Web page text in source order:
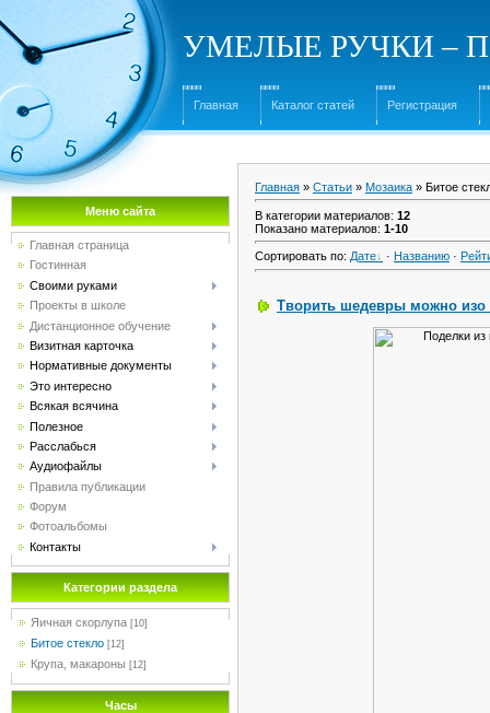
УМЕЛЫЕ РУЧКИ –
Главная Каталог статей Регистрация
Меню сайта
Главная страница
Гостинная
Своими руками
Проекты в школе
Дистанционное обучение
Визитная карточка
Нормативные документы
Это интересно
Всякая всячина
Полезное
Расслабься
Аудиофайлы
Правила публикации
Форум
Фотоальбомы
Контакты
Категории раздела
Яичная скорлупа [10]
Битое стекло [12]
Крупа, макароны [12]
Часы
Главная » Статьи » Мозаика » Битое
В категории материалов: 12
Показано материалов: 1-10
Сортировать по: Дате · Названию ·
Творить шедевры можно изо